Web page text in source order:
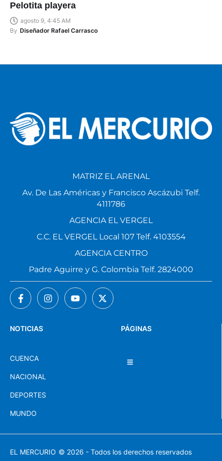
Pelotita playera
agosto 9, 4:45 AM
By Diseñador Rafael Carrasco
PÁGINAS
NOTICIAS
CUENCA
NACIONAL
DEPORTES
MUNDO
MATRIZ EL ARENAL
Av. De Las Américas y Francisco Ascázubi Telf.
4111786
AGENCIA EL VERGEL
C.C. EL VERGEL Local 107 Telf. 4103554
AGENCIA CENTRO
Padre Aguirre y G. Colombia Telf. 2824000
EL MERCURIO © 2026 - Todos los derechos reservados